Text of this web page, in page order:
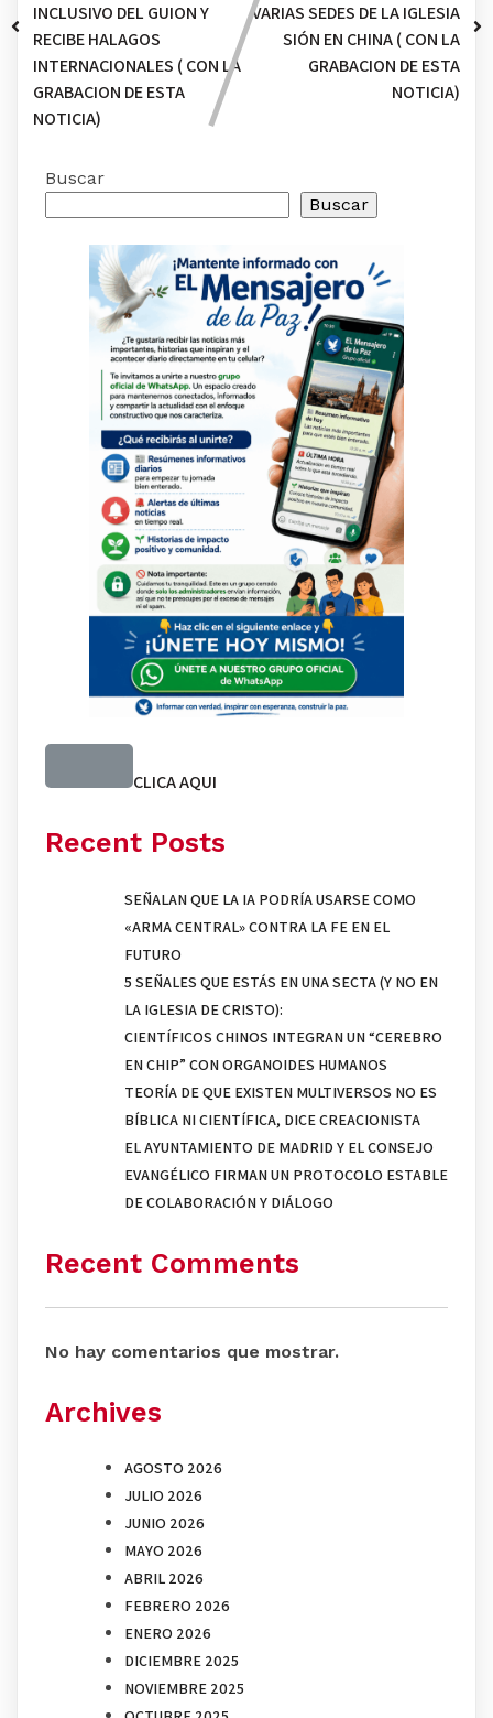
INCLUSIVO DEL GUION Y
RECIBE HALAGOS
INTERNACIONALES ( CON LA
GRABACION DE ESTA
NOTICIA)
VARIAS SEDES DE LA IGLESIA
SIÓN EN CHINA ( CON LA
GRABACION DE ESTA
NOTICIA)
Buscar
Buscar
CLICA AQUI
Recent Posts
SEÑALAN QUE LA IA PODRÍA USARSE COMO
«ARMA CENTRAL» CONTRA LA FE EN EL
FUTURO
5 SEÑALES QUE ESTÁS EN UNA SECTA (Y NO EN
LA IGLESIA DE CRISTO):
CIENTÍFICOS CHINOS INTEGRAN UN “CEREBRO
EN CHIP” CON ORGANOIDES HUMANOS
TEORÍA DE QUE EXISTEN MULTIVERSOS NO ES
BÍBLICA NI CIENTÍFICA, DICE CREACIONISTA
EL AYUNTAMIENTO DE MADRID Y EL CONSEJO
EVANGÉLICO FIRMAN UN PROTOCOLO ESTABLE
DE COLABORACIÓN Y DIÁLOGO
Recent Comments
No hay comentarios que mostrar.
Archives
AGOSTO 2026
JULIO 2026
JUNIO 2026
MAYO 2026
ABRIL 2026
FEBRERO 2026
ENERO 2026
DICIEMBRE 2025
NOVIEMBRE 2025